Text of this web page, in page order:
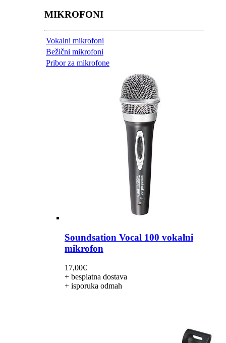
MIKROFONI
Vokalni mikrofoni
Bežični mikrofoni
Pribor za mikrofone
Soundsation Vocal 100 vokalni
mikrofon
17,00€
+ besplatna dostava
+ isporuka odmah